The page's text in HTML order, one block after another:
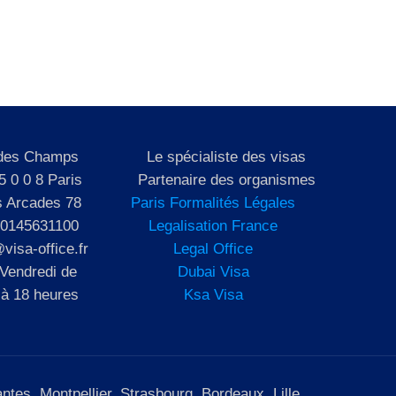
Champs
0 0 8 Paris
Arcades 78
office.fr
de
18 heures
Le spécialiste des visas
Partenaire des organismes
Paris Formalités Légales
Legalisation France
Legal Office
Dubai Visa
Ksa Visa